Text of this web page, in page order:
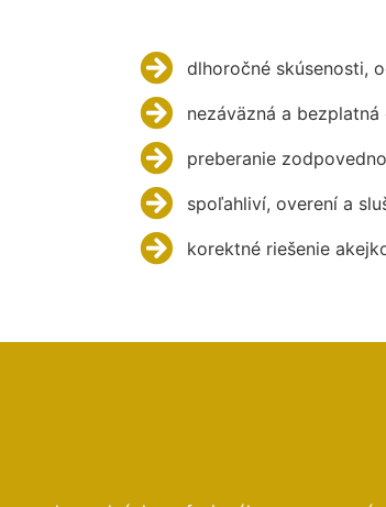
dlhoročné skúsenosti,
nezáväzná a
preberanie
spoľahliví, overení a
korektné riešenie